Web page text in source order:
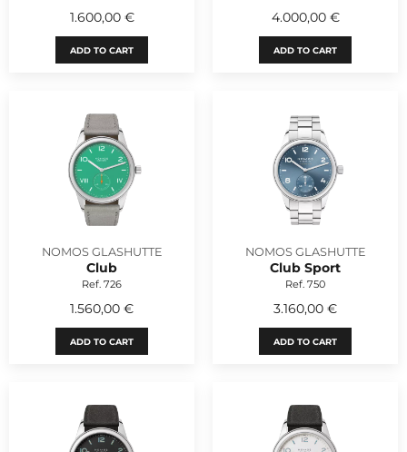
1.600,00 €
ADD TO CART
4.000,00 €
ADD TO CART
NOMOS GLASHUTTE
Club
Ref. 726
1.560,00 €
ADD TO CART
NOMOS GLASHUTTE
Club Sport
Ref. 750
3.160,00 €
ADD TO CART